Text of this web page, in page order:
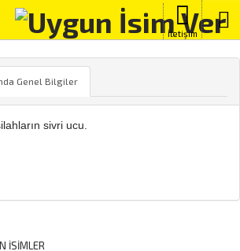
İletişim
Genel Bilgiler
sivri ucu.
İSIMLER